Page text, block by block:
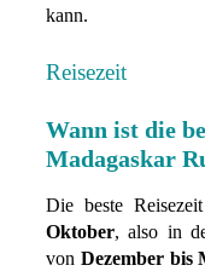
kann.
Reisezeit
Wann ist die
Madagaskar
Die beste
Oktober, also in
von Dezember bis